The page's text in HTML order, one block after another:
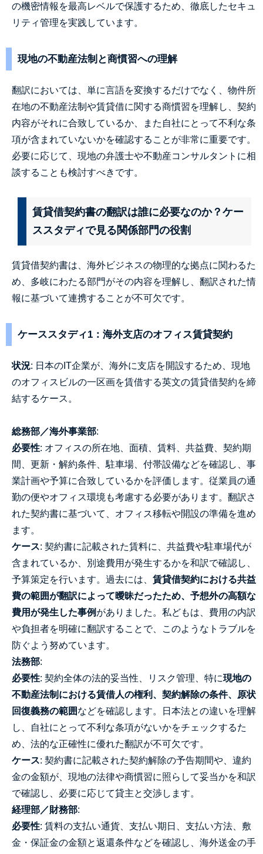
の機密情報を最高レベルで保護するため、徹底したセキュ
リティ管理を実践しています。
現地の不動産法制と商慣習への理解
翻訳においては、単に言語を変換するだけでなく、物件所
在地の不動産法制や賃貸借に関する商慣習を理解し、契約
内容がそれに合致しているか、また自社にとって不利な条
項が含まれていないかを確認することが非常に重要です。
必要に応じて、現地の弁護士や不動産コンサルタントに相
談することも検討すべきです。
賃貸借契約書の翻訳は誰に必要なのか？ケー
ススタディで見る関係部門の役割
賃貸借契約書は、海外ビジネスの物理的な拠点に関わるた
め、多岐にわたる部門がその内容を理解し、翻訳された情
報に基づいて連携することが不可欠です。
ケーススタディ1：海外支店のオフィス賃貸契約
状況: 日本のIT企業が、海外に支店を開設するため、現地
のオフィスビルの一区画を賃借する英文の賃貸借契約を締
結するケース。
総務部／海外事業部:
必要性: オフィスの所在地、面積、賃料、共益費、契約期
間、更新・解約条件、駐車場、付帯設備などを確認し、事
業計画や予算に合致しているかを評価します。従業員の通
勤の便やオフィス環境も考慮する必要があります。翻訳さ
れた契約書に基づいて、オフィス移転や開設の準備を進め
ます。
ケース: 契約書に記載された賃料に、共益費や駐車場代が
含まれているか、別途費用が発生するかを和訳で確認し、
予算策定を行います。過去には、 賃貸借契約における共益
費の範囲が翻訳によって曖昧だったため、予想外の高額な
費用が発生した事例 がありました。私どもは、費用の内訳
や負担者を明確に翻訳することで、このようなトラブルを
防ぐよう努めています。
法務部:
必要性: 契約全体の法的妥当性、リスク管理、特に現地の
不動産法制における賃借人の権利、契約解除の条件、原状
回復義務の範囲などを確認します。日本法との違いを理解
し、自社にとって不利な条項がないかをチェックするた
め、法的な正確性に優れた翻訳が不可欠です。
ケース: 契約書に記載された契約解除の予告期間や、違約
金の金額が、現地の法律や商慣習に照らして妥当かを和訳
で確認し、必要に応じて貸主と交渉します。
経理部／財務部:
必要性: 賃料の支払い通貨、支払い期日、支払い方法、敷
金・保証金の金額と返還条件などを確認し、海外送金の手